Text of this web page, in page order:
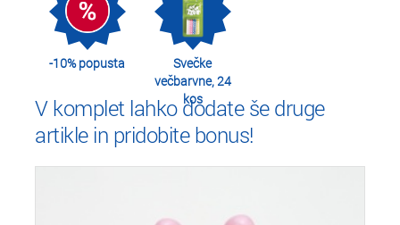
-10% popusta
Svečke
večbarvne, 24
kos
V komplet lahko dodate še druge
artikle in pridobite bonus!